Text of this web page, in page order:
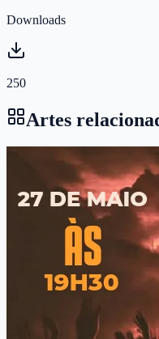
Downloads
250
Artes